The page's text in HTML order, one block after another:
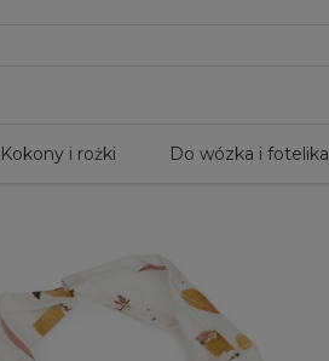
Kokony i rożki Do wózka i fotelika